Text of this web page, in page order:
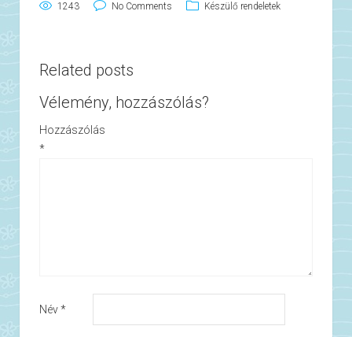
1243 No Comments Készülő rendeletek
Related posts
Vélemény, hozzászólás?
Hozzászólás
*
Név*